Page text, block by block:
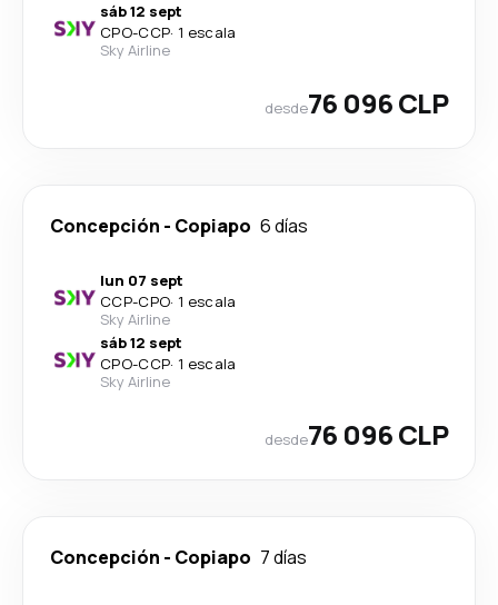
sáb 12 sept
CPO-CCP· 1 escala
Sky Airline
desde76 096 CLP
Concepción - Copiapo 6 días
lun 07 sept
CCP-CPO· 1 escala
Sky Airline
sáb 12 sept
CPO-CCP· 1 escala
Sky Airline
desde76 096 CLP
Concepción - Copiapo 7 días